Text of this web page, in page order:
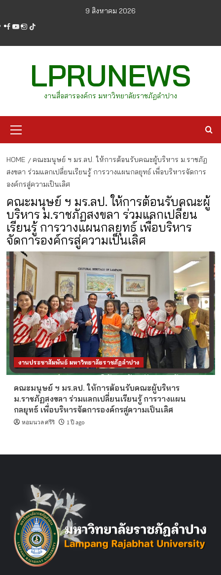
content
9 สิงหาคม 2026
facebook
youtube
instagram
tiktok
LPRUNEWS
งานสื่อสารองค์กร มหาวิทยาลัยราชภัฏลำปาง
Menu
HOME
คณะมนุษย์ ฯ มร.ลป. ให้การต้อนรับคณะผู้บริหาร ม.ราชภัฏ
สงขลา ร่วมแลกเปลี่ยนเรียนรู้ การวางแผนกลยุทธ์ เพื่อบริหารจัดการ
องค์กรสู่ความเป็นเลิศ
คณะมนุษย์ ฯ มร.ลป. ให้การต้อนรับคณะผู้
บริหาร ม.ราชภัฏสงขลา ร่วมแลกเปลี่ยน
เรียนรู้ การวางแผนกลยุทธ์ เพื่อบริหาร
จัดการองค์กรสู่ความเป็นเลิศ
งานประชาสัมพันธ์ มหาวิทยาลัยราชภัฏลำปาง
คณะมนุษย์ ฯ มร.ลป. ให้การต้อนรับคณะผู้บริหาร
ม.ราชภัฏสงขลา ร่วมแลกเปลี่ยนเรียนรู้ การวางแผน
กลยุทธ์ เพื่อบริหารจัดการองค์กรสู่ความเป็นเลิศ
หอมนวล ศรีริ 1 ปี ago